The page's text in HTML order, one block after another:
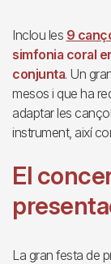
Inclou les 9
simfonia coral
conjunta. Un
mesos i que ha
adaptar les
instrument, així
El
La gran festa de